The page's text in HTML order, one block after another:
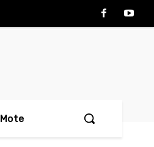
Mote